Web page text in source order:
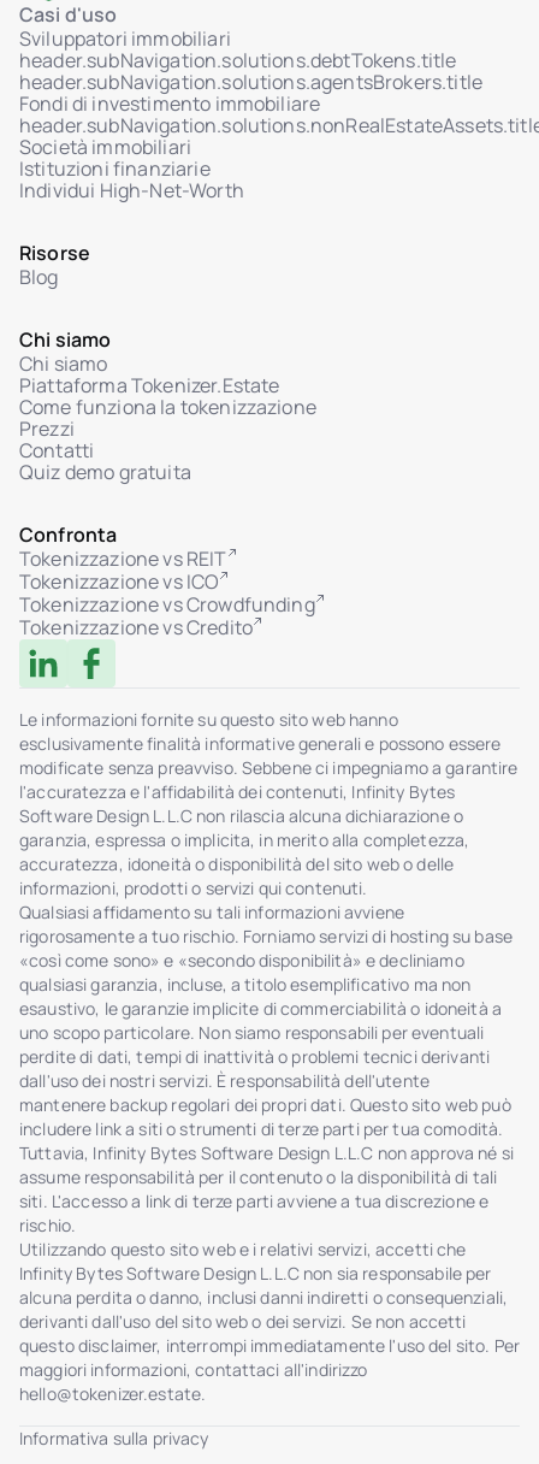
Casi d'uso
Sviluppatori immobiliari
header.subNavigation.solutions.debtTokens.title
header.subNavigation.solutions.agentsBrokers.title
Fondi di investimento immobiliare
Società immobiliari
Istituzioni finanziarie
Individui High-Net-Worth
Risorse
Blog
Chi siamo
Chi siamo
Piattaforma Tokenizer.Estate
Come funziona la tokenizzazione
Prezzi
Contatti
Quiz demo gratuita
Confronta
Tokenizzazione vs REIT
Tokenizzazione vs ICO
Tokenizzazione vs Crowdfunding
Tokenizzazione vs Credito
Le informazioni fornite su questo sito web hanno
esclusivamente finalità informative generali e possono essere
modificate senza preavviso. Sebbene ci impegniamo a garantire
l'accuratezza e l'affidabilità dei contenuti, Infinity Bytes
Software Design L.L.C non rilascia alcuna dichiarazione o
garanzia, espressa o implicita, in merito alla completezza,
accuratezza, idoneità o disponibilità del sito web o delle
informazioni, prodotti o servizi qui contenuti.
Qualsiasi affidamento su tali informazioni avviene
rigorosamente a tuo rischio. Forniamo servizi di hosting su base
«così come sono» e «secondo disponibilità» e decliniamo
qualsiasi garanzia, incluse, a titolo esemplificativo ma non
esaustivo, le garanzie implicite di commerciabilità o idoneità a
uno scopo particolare. Non siamo responsabili per eventuali
perdite di dati, tempi di inattività o problemi tecnici derivanti
dall'uso dei nostri servizi. È responsabilità dell'utente
mantenere backup regolari dei propri dati. Questo sito web può
includere link a siti o strumenti di terze parti per tua comodità.
Tuttavia, Infinity Bytes Software Design L.L.C non approva né si
assume responsabilità per il contenuto o la disponibilità di tali
siti. L'accesso a link di terze parti avviene a tua discrezione e
rischio.
Utilizzando questo sito web e i relativi servizi, accetti che
Infinity Bytes Software Design L.L.C non sia responsabile per
alcuna perdita o danno, inclusi danni indiretti o consequenziali,
derivanti dall'uso del sito web o dei servizi. Se non accetti
questo disclaimer, interrompi immediatamente l'uso del sito. Per
maggiori informazioni, contattaci all'indirizzo
hello@tokenizer.estate.
Informativa sulla privacy